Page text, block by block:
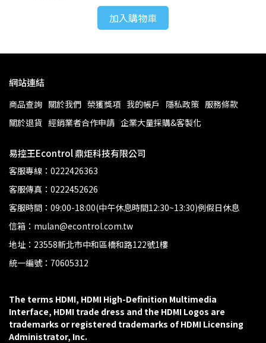
加入購物車
網站連結
商品查詢 關於我們 榮獲獎項 我的帳戶 隱私政策 服務條款
關於退貨 經銷業者合作申請 企業大量採購&客製化
易控王Econtrol 鼎炬科技有限公司
客服專線：0222426363
客服傳真：0222452626
客服時間：09:00-18:00(中午休息時間12:30~13:30)例假日休息
信箱：mulan@econtrol.com.tw
地址：23558新北市中和區橋和路122號1樓
統一編號：70605312
The terms HDMI, HDMI High-Definition Multimedia
Interface, HDMI trade dress and the HDMI Logos are
trademarks or registered trademarks of HDMI Licensing
Administrator, Inc.